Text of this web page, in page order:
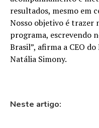
resultados, mesmo em
Nosso objetivo é trazer
programa, escrevendo
Brasil”, afirma a CEO
Natália Simony.
Neste artigo: